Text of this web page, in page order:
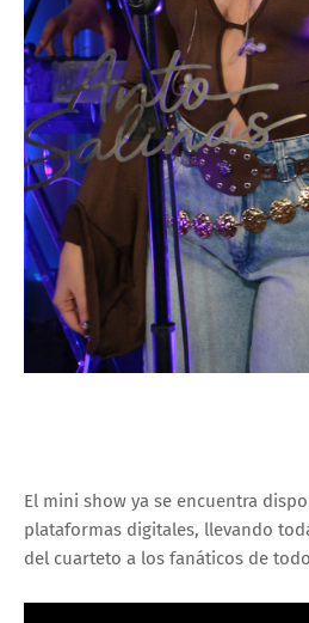
El mini show ya se encuentra
plataformas digitales, llevando
del cuarteto a los fanáticos de